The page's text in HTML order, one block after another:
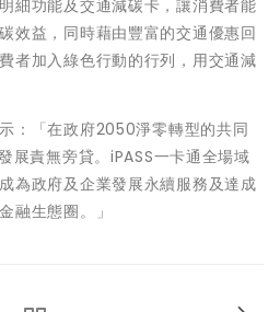
細功能及交通減碳卡，讓消費者能
效益，同時藉由豐富的交通優惠回
者加入綠色行動的行列，用交通減
：「在政府2050淨零轉型的共同
展責無旁貸。iPASS一卡通全場域
為政府及企業發展永續服務及達成
融生態圈。」